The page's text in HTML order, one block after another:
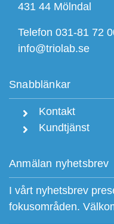
431 44 Mölndal
Telefon 031-81 72
info@triolab.se
Snabblänkar
Kontakt
Kundtjänst
Anmälan nyhetsbrev
I vårt nyhetsbrev
fokusområden.